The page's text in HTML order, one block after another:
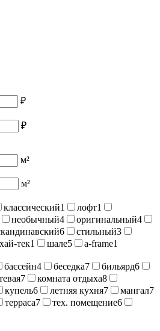
₽
₽
м²
м²
классический1 лофт1
необычный4 оригинальный4
6 стильный3
хай-тек1 шале5 a-frame1
бассейн4 беседка7 бильярд6
7 комната отдыха8
купель6 летняя кухня7 мангал7
терраса7 тех. помещение6